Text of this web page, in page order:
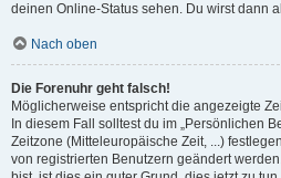
deinen Online-Status sehen. Du wirst dann
Nach oben
Die Forenuhr geht falsch!
Möglicherweise entspricht die angezeigte
In diesem Fall solltest du im „Persönlichen
Zeitzone (Mitteleuropäische Zeit, ...)
von registrierten Benutzern geändert